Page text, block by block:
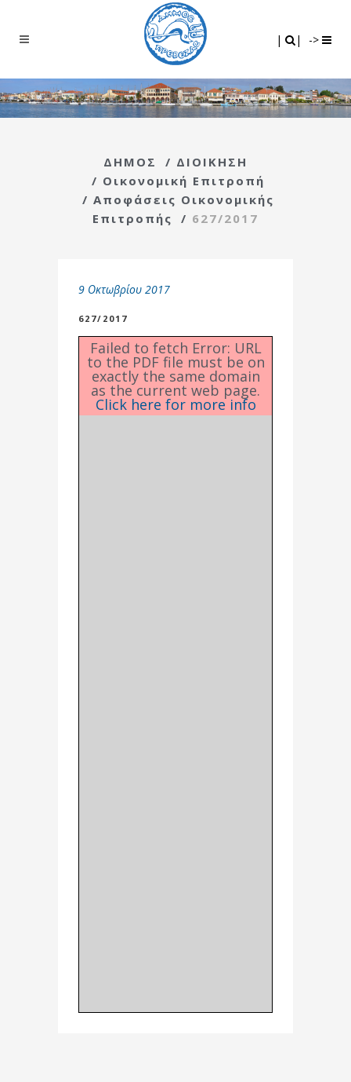
| | ->
ΔΗΜΟΣ / ΔΙΟΙΚΗΣΗ
/ Οικονομική Επιτροπή
/ Αποφάσεις Οικονομικής
Επιτροπής
/ 627/2017
9 Οκτωβρίου 2017
627/2017
Failed to fetch Error: URL
to the PDF file must be on
exactly the same domain
as the current web page.
Click here for more info